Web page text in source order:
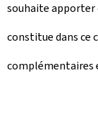
souhaite apporter
constitue dans ce
complémentaires